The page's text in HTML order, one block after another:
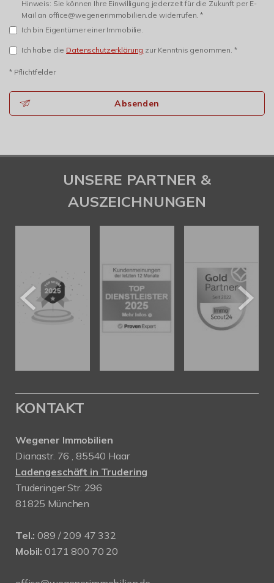
Hinweis: Sie können Ihre Einwilligung jederzeit für die Zukunft per E-
Mail an office@wegenerimmobilien.de widerrufen. *
Ich bin Eigentümer einer Immobilie.
Ich habe die Datenschutzerklärung zur Kenntnis genommen. *
* Pflichtfelder
Absenden
UNSERE PARTNER &
AUSZEICHNUNGEN
KONTAKT
Wegener Immobilien
Dianastr. 76 , 85540 Haar
Ladengeschäft in Trudering
Truderinger Str. 296
81825 München
Tel.: 089 / 209 47 332
Mobil: 0171 800 70 20